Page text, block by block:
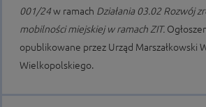
001/24w ramach Działania 03.02 Rozwój
mobilności miejskiej w ramach ZIT.
opublikowane przez Urząd Marszałkowski
Wielkopolskiego.